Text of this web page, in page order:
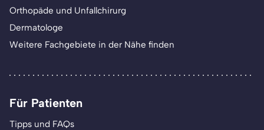
Orthopäde und Unfallchirurg
Dermatologe
Weitere Fachgebiete in der Nähe finden
Für Patienten
Tipps und FAQs